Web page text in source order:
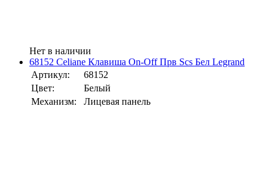
Нет в наличии
68152 Celiane Клавиша On-Off Прв Scs Бел Legrand
Артикул:
68152
Цвет:
Белый
Механизм:
Лицевая панель